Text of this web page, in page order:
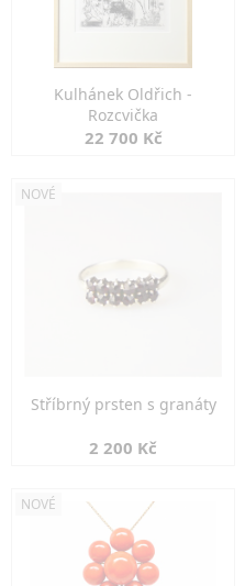
Kulhánek Oldřich -
Rozcvička
22 700 Kč
NOVÉ
Stříbrný prsten s granáty
2 200 Kč
NOVÉ